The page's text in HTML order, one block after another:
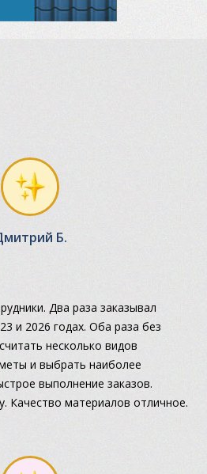
Б.
Два раза заказывал
и 2026 годах. Оба раза без
несколько видов
и выбрать наиболее
выполнение заказов.
Качество материалов отличное.